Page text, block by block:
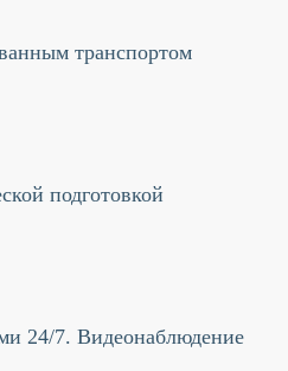
транспортом
подготовкой
24/7. Видеонаблюдение